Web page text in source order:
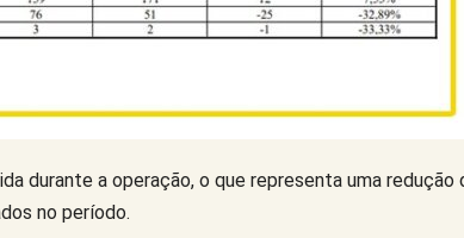
durante a operação, o que representa uma redução
no período.